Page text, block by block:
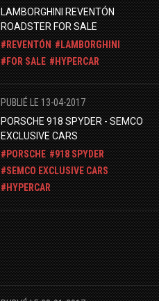
LAMBORGHINI REVENTÓN
ROADSTER FOR SALE
REVENTÓN
LAMBORGHINI
FOR SALE
HYPERCAR
PUBLIÉ LE 13-04-2017
PORSCHE 918 SPYDER - SEMCO
EXCLUSIVE CARS
PORSCHE
918 SPYDER
SEMCO EXCLUSIVE CARS
HYPERCAR